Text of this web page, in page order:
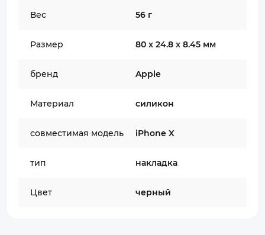
Вес 56 г
Размер 80 x 24.8 x 8.45 мм
бренд Apple
Материал силикон
совместимая модель iPhone X
тип накладка
Цвет черный